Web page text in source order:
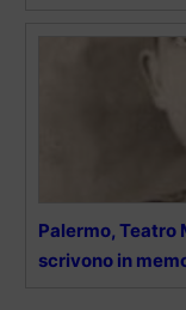
Palermo, Teatro
scrivono in